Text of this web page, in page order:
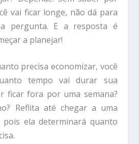
vai ficar longe, não dá para
pergunta. E a resposta é
a planejar!
precisa economizar, você
tempo vai durar sua
ficar fora por uma semana?
Reflita até chegar a uma
pois ela determinará quanto